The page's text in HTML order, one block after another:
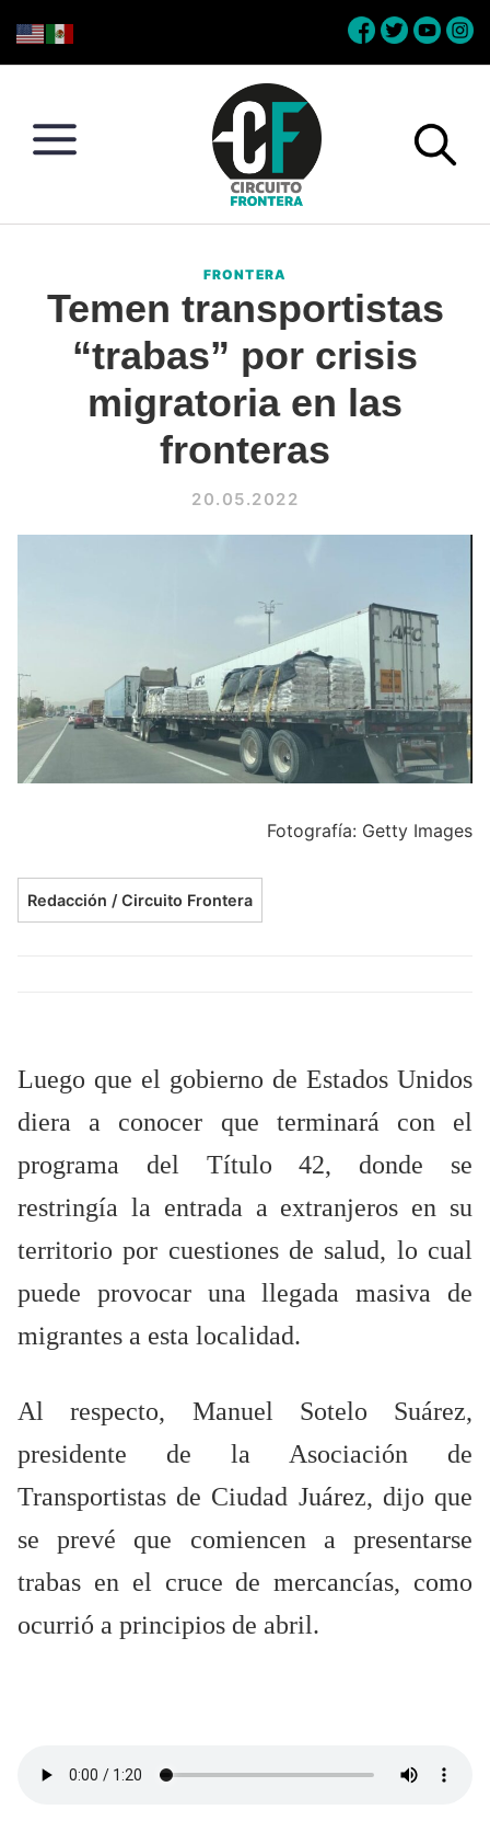
to
to
to
to
Conéctate
la
frontera
FRONTERA
Temen transportistas
“trabas” por crisis
migratoria en las
fronteras
20.05.2022
Fotografía: Getty Images
Redacción / Circuito Frontera
Luego que el gobierno de Estados Unidos
diera a conocer que terminará con el
programa del Título 42, donde se
restringía la entrada a extranjeros en su
territorio por cuestiones de salud, lo cual
puede provocar una llegada masiva de
migrantes a esta localidad.
Al respecto, Manuel Sotelo Suárez,
presidente de la Asociación de
Transportistas de Ciudad Juárez, dijo que
se prevé que comiencen a presentarse
trabas en el cruce de mercancías, como
ocurrió a principios de abril.